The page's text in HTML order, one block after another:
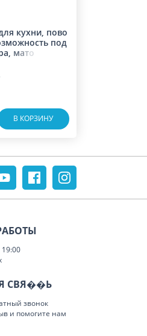
кухни, пово
под
мато
В КОРЗИНУ
СВЯ��Ь
звонок
и помогите нам